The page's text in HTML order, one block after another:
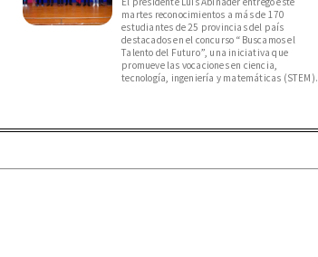
martes reconocimientos a más de 170
estudiantes de 25 provincias del país
destacados en el concurso “Buscamos el
Talento del Futuro”, una iniciativa que
promueve las vocaciones en ciencia,
tecnología, ingeniería y matemáticas (STEM).